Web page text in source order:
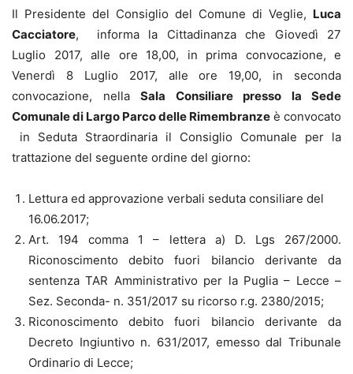
Il Presidente del Consiglio del Comune di Veglie, Luca
Cacciatore, informa la Cittadinanza che Giovedì 27
Luglio 2017, alle ore 18,00, in prima convocazione, e
Venerdì 8 Luglio 2017, alle ore 19,00, in seconda
convocazione, nella Sala Consiliare presso la Sede
Comunale di Largo Parco delle Rimembranze è convocato
in Seduta Straordinaria il Consiglio Comunale per la
trattazione del seguente ordine del giorno:
Lettura ed approvazione verbali seduta consiliare del
16.06.2017;
Art. 194 comma 1 – lettera a) D. Lgs 267/2000.
Riconoscimento debito fuori bilancio derivante da
sentenza TAR Amministrativo per la Puglia – Lecce –
Sez. Seconda- n. 351/2017 su ricorso r.g. 2380/2015;
Riconoscimento debito fuori bilancio derivante da
Decreto Ingiuntivo n. 631/2017, emesso dal Tribunale
Ordinario di Lecce;